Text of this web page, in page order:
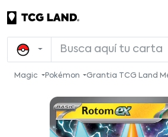
Magic Pokémon Grantia TCG Land